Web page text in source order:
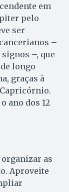
em
pelo
ser
–
–, que
longo
graças à
ano dos 12
as
Aproveite